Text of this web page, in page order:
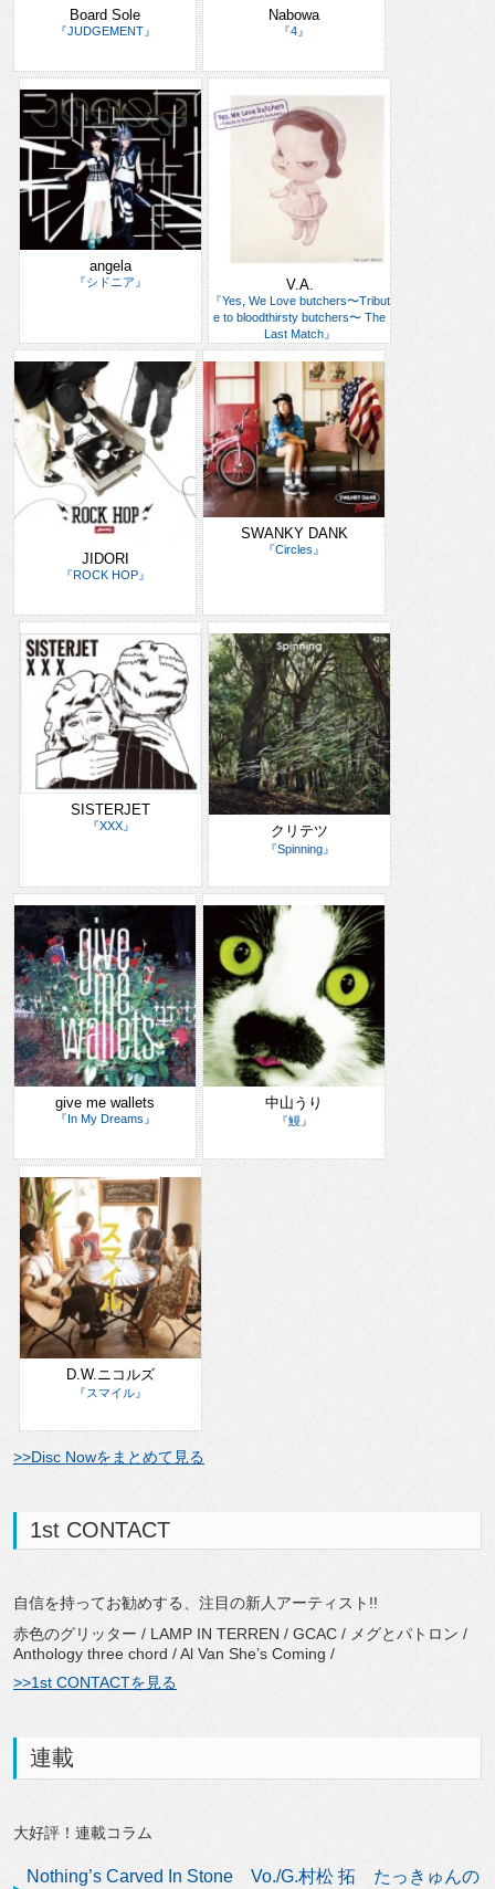
Board Sole
『JUDGEMENT』
Nabowa
『4』
angela
『シドニア』 V.A.
『Yes, We Love butchers〜Tribut
e to bloodthirsty butchers〜 The
Last Match』
JIDORI
『ROCK HOP』
SWANKY DANK
『Circles』
SISTERJET
『XXX』 クリテツ
『Spinning』
give me wallets
『In My Dreams』
中山うり
『鰻』
D.W.ニコルズ
『スマイル』
>>Disc Nowをまとめて見る
1st CONTACT
自信を持ってお勧めする、注目の新人アーティスト!!
赤色のグリッター / LAMP IN TERREN / GCAC / メグとパトロン /
Anthology three chord / Al Van She’s Coming /
>>1st CONTACTを見る
連載
大好評！連載コラム
Nothing’s Carved In Stone Vo./G.村松 拓 たっきゅんの